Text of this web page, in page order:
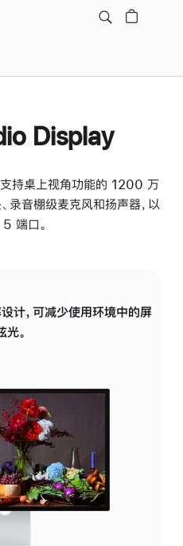
Display
持桌上视角功能的 1200 万
音棚级麦克风和扬声器，以
端口。
计，可减少使用环境中的屏
光。